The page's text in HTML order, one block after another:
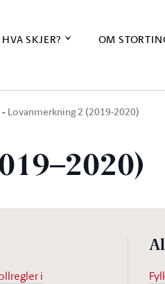
HVA SKJER? OM
Lovanmerkning 2 (2019-2020)
i